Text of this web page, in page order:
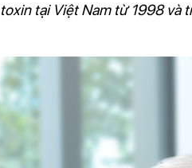
tại Việt Nam từ 1998 và